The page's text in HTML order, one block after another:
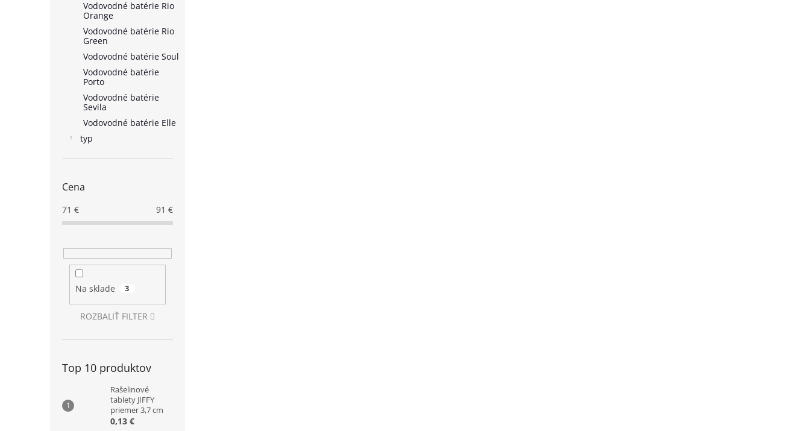
Vodovodné batérie Rio
Orange
Vodovodné batérie Rio
Green
Vodovodné batérie Soul
Vodovodné batérie
Porto
Vodovodné batérie
Sevila
Vodovodné batérie Elle
typ
Cena
71 € 91 €
Na sklade 3
ROZBALIŤ FILTER
Top 10 produktov
Rašelinové
tablety JIFFY
priemer 3,7 cm
0,13 €